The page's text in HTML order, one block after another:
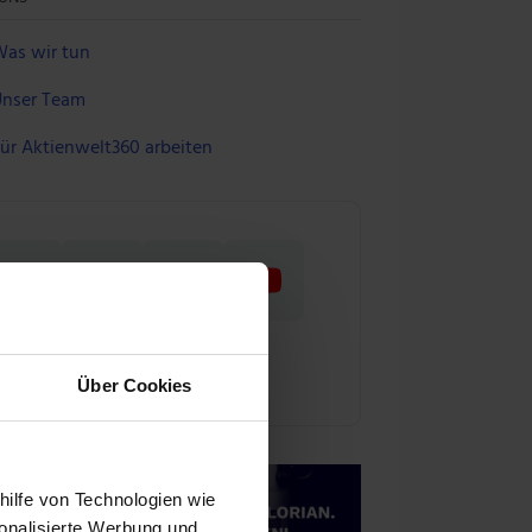
Über Cookies
von Technologien wie
Werbung und
wir tun
Team
Aktienwelt360 arbeiten